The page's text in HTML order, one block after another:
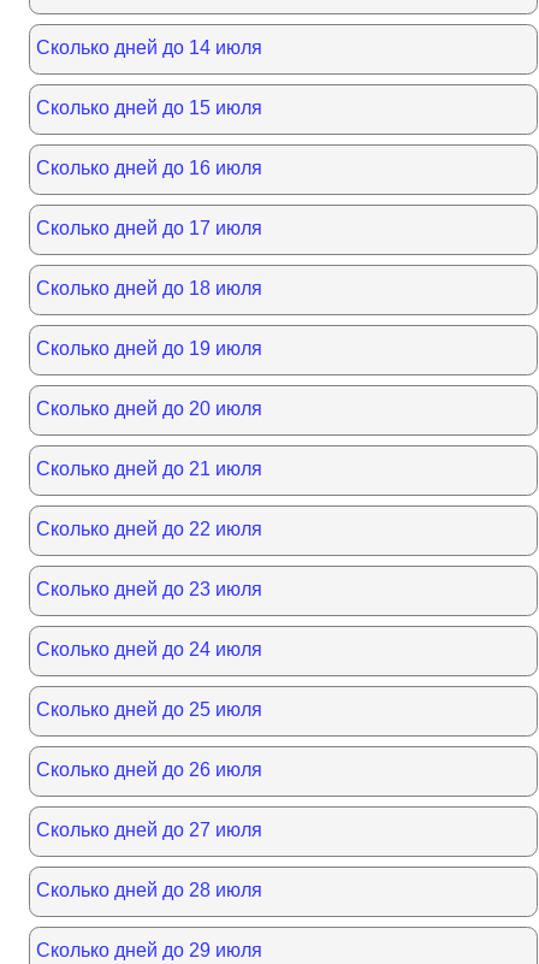
Сколько дней до 14 июля
Сколько дней до 15 июля
Сколько дней до 16 июля
Сколько дней до 17 июля
Сколько дней до 18 июля
Сколько дней до 19 июля
Сколько дней до 20 июля
Сколько дней до 21 июля
Сколько дней до 22 июля
Сколько дней до 23 июля
Сколько дней до 24 июля
Сколько дней до 25 июля
Сколько дней до 26 июля
Сколько дней до 27 июля
Сколько дней до 28 июля
Сколько дней до 29 июля